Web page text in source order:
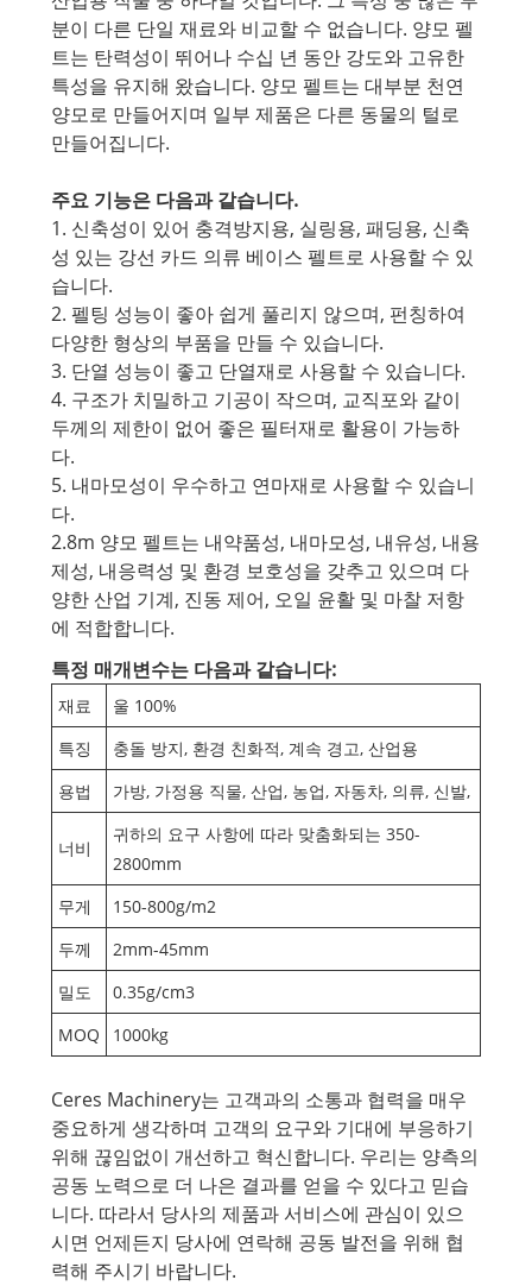
분이 다른 단일 재료와 비교할 수 없습니다. 양모 펠
트는 탄력성이 뛰어나 수십 년 동안 강도와 고유한
특성을 유지해 왔습니다. 양모 펠트는 대부분 천연
양모로 만들어지며 일부 제품은 다른 동물의 털로
만들어집니다.
주요 기능은 다음과 같습니다.
1. 신축성이 있어 충격방지용, 실링용, 패딩용, 신축
성 있는 강선 카드 의류 베이스 펠트로 사용할 수 있
습니다.
2. 펠팅 성능이 좋아 쉽게 풀리지 않으며, 펀칭하여
다양한 형상의 부품을 만들 수 있습니다.
3. 단열 성능이 좋고 단열재로 사용할 수 있습니다.
4. 구조가 치밀하고 기공이 작으며, 교직포와 같이
두께의 제한이 없어 좋은 필터재로 활용이 가능하
다.
5. 내마모성이 우수하고 연마재로 사용할 수 있습니
다.
2.8m 양모 펠트는 내약품성, 내마모성, 내유성, 내용
제성, 내응력성 및 환경 보호성을 갖추고 있으며 다
양한 산업 기계, 진동 제어, 오일 윤활 및 마찰 저항
에 적합합니다.
특정 매개변수는 다음과 같습니다:
재료
울 100%
특징
충돌 방지, 환경 친화적, 계속 경고, 산업용
용법
가방, 가정용 직물, 산업, 농업, 자동차, 의류, 신발,
너비
귀하의 요구 사항에 따라 맞춤화되는 350-
2800mm
무게
150-800g/m2
두께
2mm-45mm
밀도
0.35g/cm3
MOQ
1000kg
Ceres Machinery는 고객과의 소통과 협력을 매우
중요하게 생각하며 고객의 요구와 기대에 부응하기
위해 끊임없이 개선하고 혁신합니다. 우리는 양측의
공동 노력으로 더 나은 결과를 얻을 수 있다고 믿습
니다. 따라서 당사의 제품과 서비스에 관심이 있으
시면 언제든지 당사에 연락해 공동 발전을 위해 협
력해 주시기 바랍니다.